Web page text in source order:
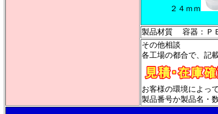
２４ｍｍ
製品材質 容器：
その他相談
各工場の都合で、記
お客様の環境によっ
製品番号か製品名・